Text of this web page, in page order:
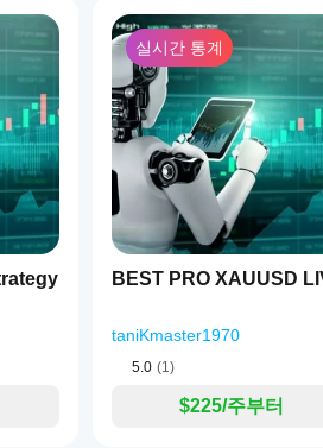
라), 과도한 노출을 만들지 않습니다.
동성 유럽 거래 세션을 중심으로 설
한 EU/UK 세션
다음을 보장합니다:
실시간 통계
BEST PRO XAUUSD
taniKmaster1970
5.0 (1)
$225/주부터